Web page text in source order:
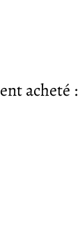
acheté :